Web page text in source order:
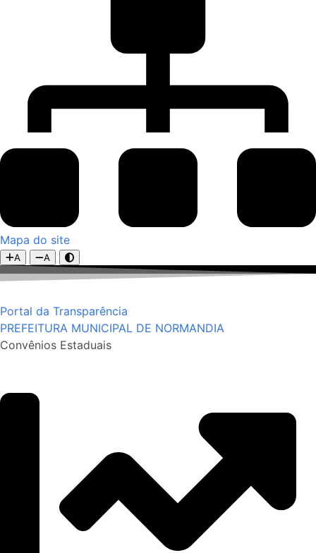
Mapa do site
A A
Portal da Transparência
PREFEITURA MUNICIPAL DE NORMANDIA
Convênios Estaduais